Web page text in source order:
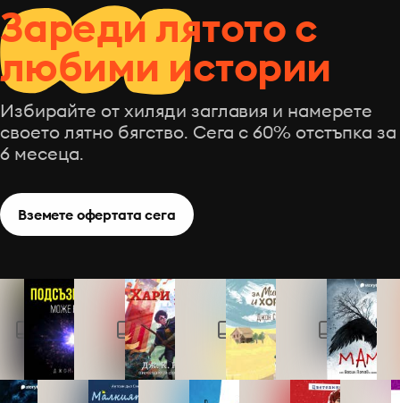
Зареди лятото с
любими истории
Избирайте от хиляди заглавия и намерете
своето лятно бягство. Сега с 60% отстъпка за
6 месеца.
Вземете офертата сега